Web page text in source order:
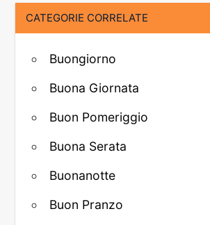
CATEGORIE CORRELATE
Buongiorno
Buona Giornata
Buon Pomeriggio
Buona Serata
Buonanotte
Buon Pranzo